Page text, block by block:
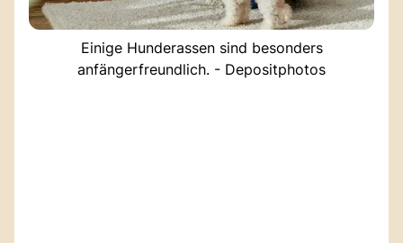
Einige Hunderassen sind besonders
anfängerfreundlich. - Depositphotos